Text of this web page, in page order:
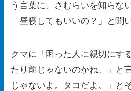
う言葉に、さむらいを知らな
「昼寝してもいいの？」と聞
クマに「困った人に親切にす
たり前じゃないのかね。」と
じゃないよ。タコだよ。」と